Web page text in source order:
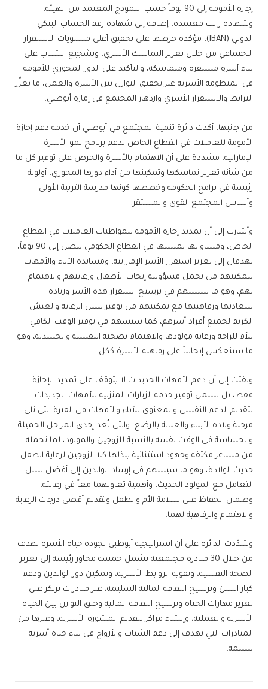
إجازة الأمومة إلى 90 يوماً حسب النموذج المعتمد من الهيئة،
وشهادة راتب معتمدة، إضافة إلى شهادة رقم الحساب البنكي
الدولي (IBAN)، مؤكدة حرصها على تحقيق أعلى مستويات الاستقرار
الاجتماعي من خلال تعزيز التماسك الأسري، وتشجيع الشباب على
بناء أسرة مستقرة ومتماسكة، والتأكيد على الدور المحوري للأمومة
في المنظومة الأسرية عبر تحقيق التوازن بين الأسرة والعمل، ما يعزِّز
الترابط والاستقرار الأسري وازدهار المجتمع في إمارة أبوظبي.
من جانبها، أكدت دائرة تنمية المجتمع في أبوظبي أن خدمة دعم إجازة
الأمومة للعاملات في القطاع الخاص تدعم برنامج نمو الأسرة
الإماراتية، مشددة على أن الاهتمام بالأسرة والحرص على توفير كل ما
من شأنه تعزيز تماسكها وتمكينها من أداء دورها المحوري، أولوية
رئيسة في برامج الحكومة وخططها كونها مدرسة التربية الأولى
وأساس المجتمع القوي والمستقر.
وأشارت إلى أن تمديد إجازة الأمومة للمواطنات العاملات في القطاع
الخاص، ومساواتها بمثيلتها في القطاع الحكومي لتصل إلى 90 يوماً،
يهدفان إلى تعزيز استقرار الأسر الإماراتية، ومساندة الآباء والأمهات
لتمكينهم من تحمل مسؤولية إنجاب الأطفال ورعايتهم والاهتمام
بهم، وهو ما سيسهم في ترسيخ استقرار هذه الأسر وزيادة
سعادتها ورفاهيتها مع تمكينهم من توفير سبل الرعاية والعيش
الكريم لجميع أفراد أسرهم، كما سيسهم في توفير الوقت الكافي
للأم للراحة ورعاية مولودها والاهتمام بصحته النفسية والجسدية، وهو
ما سينعكس إيجابياً على رفاهية الأسرة ككل.
ولفتت إلى أن دعم الأمهات الجديدات لا يتوقف على تمديد الإجازة
فقط، بل يشمل توفير خدمة الزيارات المنزلية للأمهات الجديدات
لتقديم الدعم النفسي والمعنوي للآباء والأمهات في الفترة التي تلي
مرحلة ولادة الأبناء والعناية بالرضع، والتي تُعد إحدى المراحل الجميلة
والحساسة في الوقت نفسه بالنسبة للزوجين والمولود، لما تحمله
من مشاعر مكثفة وجهود استثنائية يبذلها كلا الزوجين لرعاية الطفل
حديث الولادة، وهو ما سيسهم في إرشاد الوالدين إلى أفضل سبل
التعامل مع المولود الحديث، وأهمية تعاونهما معاً في رعايته،
وضمان الحفاظ على سلامة الأم والطفل وتقديم أقصى درجات الرعاية
والاهتمام والرفاهية لهما.
وشدّدت الدائرة على أن استراتيجية أبوظبي لجودة حياة الأسرة تهدف
من خلال 30 مبادرة مجتمعية تشمل خمسة محاور رئيسة إلى تعزيز
الصحة النفسية، وتقوية الروابط الأسرية، وتمكين دور الوالدين ودعم
كبار السن وترسيخ الثقافة المالية السليمة، عبر مبادرات ترتكز على
تعزيز مهارات الحياة وترسيخ الثقافة المالية وخلق التوازن بين الحياة
الأسرية والعملية، وإنشاء مراكز لتقديم المشورة الأسرية، وغيرها من
المبادرات التي تهدف إلى دعم الشباب والأزواج في بناء حياة أسرية
سليمة.